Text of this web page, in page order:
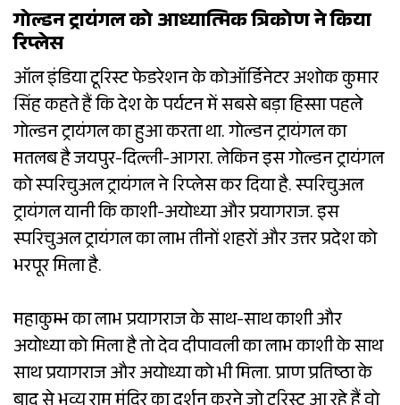
गोल्डन ट्रायंगल को आध्यात्मिक त्रिकोण ने किया
रिप्लेस
ऑल इंडिया टूरिस्ट फेडरेशन के कोऑर्डिनेटर अशोक कुमार
सिंह कहते हैं कि देश के पर्यटन में सबसे बड़ा हिस्सा पहले
गोल्डन ट्रायंगल का हुआ करता था. गोल्डन ट्रायंगल का
मतलब है जयपुर-दिल्ली-आगरा. लेकिन इस गोल्डन ट्रायंगल
को स्परिचुअल ट्रायंगल ने रिप्लेस कर दिया है. स्परिचुअल
ट्रायंगल यानी कि काशी-अयोध्या और प्रयागराज. इस
स्परिचुअल ट्रायंगल का लाभ तीनों शहरों और उत्तर प्रदेश को
भरपूर मिला है.
महाकुम्भ का लाभ प्रयागराज के साथ-साथ काशी और
अयोध्या को मिला है तो देव दीपावली का लाभ काशी के साथ
साथ प्रयागराज और अयोध्या को भी मिला. प्राण प्रतिष्ठा के